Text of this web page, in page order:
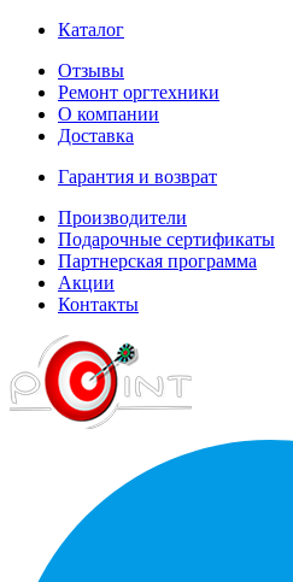
Каталог
Отзывы
Ремонт оргтехники
О компании
Доставка
Гарантия и возврат
Производители
Подарочные сертификаты
Партнерская программа
Акции
Контакты